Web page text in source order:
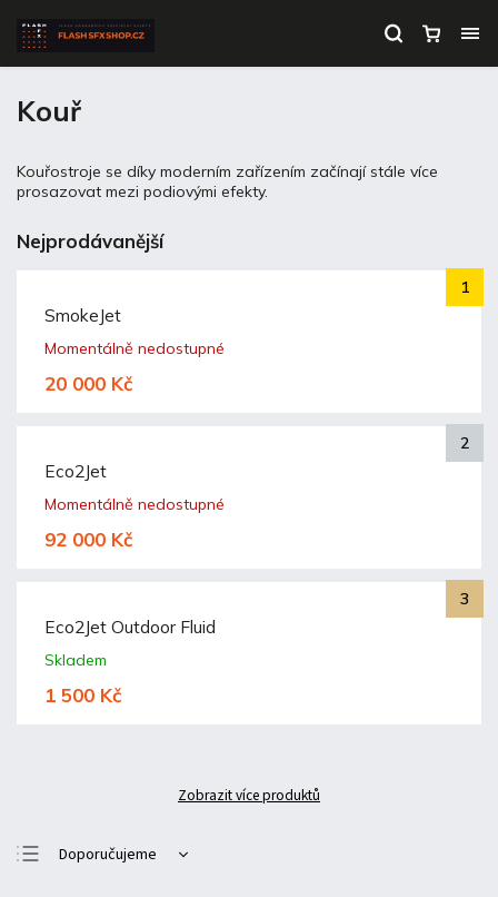
Kouř
Kouřostroje se díky moderním zařízením začínají stále více
prosazovat mezi podiovými efekty.
Nejprodávanější
SmokeJet
Momentálně nedostupné
20 000 Kč
Eco2Jet
Momentálně nedostupné
92 000 Kč
Eco2Jet Outdoor Fluid
Skladem
1 500 Kč
Zobrazit více produktů
Doporučujeme